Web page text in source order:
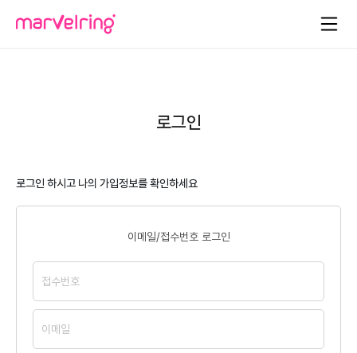
로그인
로그인 하시고 나의 가입정보를 확인하세요
이메일/접수번호 로그인